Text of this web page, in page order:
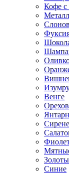
Кофе с
Венге
Синие